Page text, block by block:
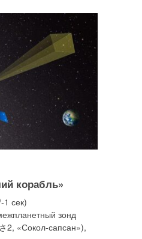
корабль»
сек)
зонд
2, «Сокол-сапсан»),